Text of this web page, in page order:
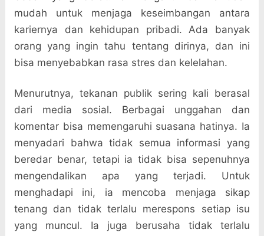
mudah untuk menjaga keseimbangan antara
kariernya dan kehidupan pribadi. Ada banyak
orang yang ingin tahu tentang dirinya, dan ini
bisa menyebabkan rasa stres dan kelelahan.
Menurutnya, tekanan publik sering kali berasal
dari media sosial. Berbagai unggahan dan
komentar bisa memengaruhi suasana hatinya. Ia
menyadari bahwa tidak semua informasi yang
beredar benar, tetapi ia tidak bisa sepenuhnya
mengendalikan apa yang terjadi. Untuk
menghadapi ini, ia mencoba menjaga sikap
tenang dan tidak terlalu merespons setiap isu
yang muncul. Ia juga berusaha tidak terlalu